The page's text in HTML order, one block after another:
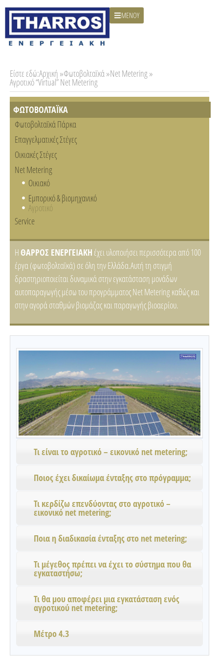
ΜΕΝΟΥ
Είστε εδώ:Αρχική »Φωτοβολταϊκά »Net Metering »
Αγροτικό “Virtual” Net Metering
ΦΩΤΟΒΟΛΤΑΪΚΑ
Φωτοβολταϊκά Πάρκα
Επαγγελματικές Στέγες
Οικιακές Στέγες
Net Metering
Οικιακό
Εμπορικό & βιομηχανικό
Αγροτικό
Service
HΘΑΡΡΟΣ ΕΝΕΡΓΕΙΑΚΗ έχει υλοποιήσει περισσότερα από 100
έργα (φωτοβολταϊκά) σε όλη την Ελλάδα.Αυτή τη στιγμή
δραστηριοποιείται δυναμικά στην εγκατάσταση μονάδων
αυτοπαραγωγής μέσω του προγράμματος Net Metering καθώς και
στην αγορά σταθμών βιομάζας και παραγωγής βιοαερίου.
Τι είναι το αγροτικό – εικονικό net metering;
Ποιος έχει δικαίωμα ένταξης στο πρόγραμμα;
Τι κερδίζω επενδύοντας στο αγροτικό –
εικονικό net metering;
Ποια η διαδικασία ένταξης στο net metering;
Τι μέγεθος πρέπει να έχει το σύστημα που θα
εγκαταστήσω;
Τι θα μου αποφέρει μια εγκατάσταση ενός
αγροτικού net metering;
Μέτρο 4.3